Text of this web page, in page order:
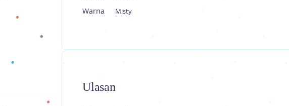
Warna Misty
Ulasan